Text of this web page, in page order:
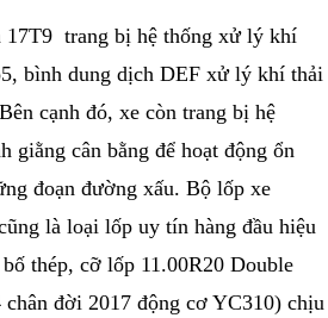
17T9 trang bị hệ thống xử lý khí
bình dung dịch DEF xử lý khí thải
cạnh đó, xe còn trang bị hệ
giằng cân bằng để hoạt động ổn
đoạn đường xấu. Bộ lốp xe
là loại lốp uy tín hàng đầu hiệu
thép, cỡ lốp 11.00R20 Double
đời 2017 động cơ YC310) chịu